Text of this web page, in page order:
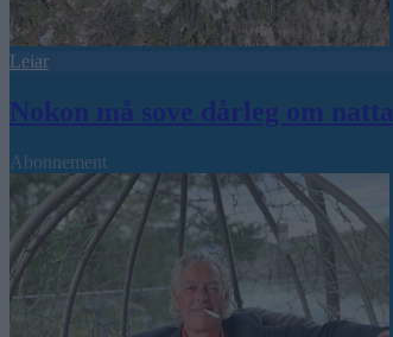
Leiar
Nokon må sove dårleg om natta
Abonnement